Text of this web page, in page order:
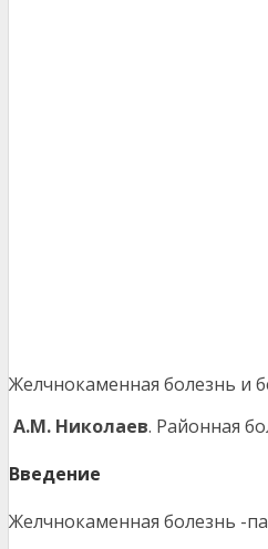
Желчнокаменная болезнь и
А.М. Николаев. Районная
Введение
Желчнокаменная болезнь -